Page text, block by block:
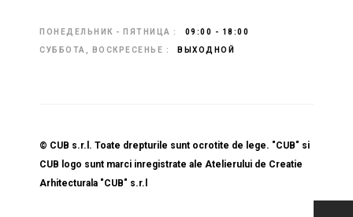
ПОНЕДЕЛЬНИК - ПЯТНИЦА : 09:00 - 18:00
СУББОТА, ВОСКРЕСЕНЬЕ : ВЫХОДНОЙ
© CUB s.r.l. Toate drepturile sunt ocrotite de lege. "CUB" si
CUB logo sunt marci inregistrate ale Atelierului de Creatie
Arhitecturala "CUB" s.r.l